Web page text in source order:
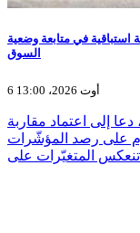
استباقية في متابعة وضعية
السوق
6 أوت 2026، 13:00
إلى اعتماد مقاربة
على رصد المؤشّرات